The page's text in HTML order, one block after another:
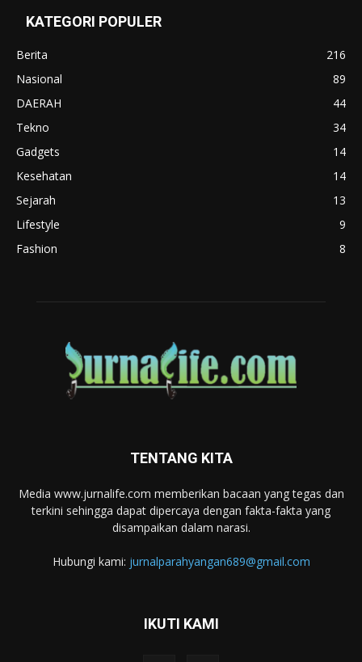
KATEGORI POPULER
Berita
216
Nasional
89
DAERAH
44
Tekno
34
Gadgets
14
Kesehatan
14
Sejarah
13
Lifestyle
9
Fashion
8
TENTANG KITA
Media www.jurnalife.com memberikan bacaan yang tegas dan
terkini sehingga dapat dipercaya dengan fakta-fakta yang
disampaikan dalam narasi.
Hubungi kami: jurnalparahyangan689@gmail.com
IKUTI KAMI